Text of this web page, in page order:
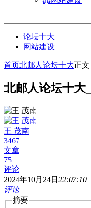
论坛十大
网站建设
首页北邮人论坛十大正文
北邮人论坛十大
王 茂南
3467
文章
75
评论
2024年10月24日 22:07:10
评论
摘要